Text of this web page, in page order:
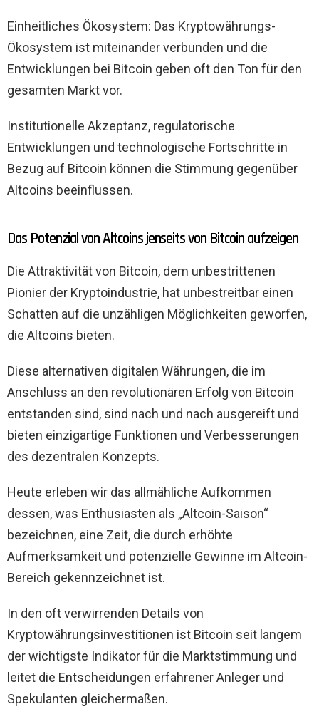
Einheitliches Ökosystem: Das Kryptowährungs-
Ökosystem ist miteinander verbunden und die
Entwicklungen bei Bitcoin geben oft den Ton für den
gesamten Markt vor.
Institutionelle Akzeptanz, regulatorische
Entwicklungen und technologische Fortschritte in
Bezug auf Bitcoin können die Stimmung gegenüber
Altcoins beeinflussen.
Das Potenzial von Altcoins jenseits von Bitcoin aufzeigen
Die Attraktivität von Bitcoin, dem unbestrittenen
Pionier der Kryptoindustrie, hat unbestreitbar einen
Schatten auf die unzähligen Möglichkeiten geworfen,
die Altcoins bieten.
Diese alternativen digitalen Währungen, die im
Anschluss an den revolutionären Erfolg von Bitcoin
entstanden sind, sind nach und nach ausgereift und
bieten einzigartige Funktionen und Verbesserungen
des dezentralen Konzepts.
Heute erleben wir das allmähliche Aufkommen
dessen, was Enthusiasten als „Altcoin-Saison“
bezeichnen, eine Zeit, die durch erhöhte
Aufmerksamkeit und potenzielle Gewinne im Altcoin-
Bereich gekennzeichnet ist.
In den oft verwirrenden Details von
Kryptowährungsinvestitionen ist Bitcoin seit langem
der wichtigste Indikator für die Marktstimmung und
leitet die Entscheidungen erfahrener Anleger und
Spekulanten gleichermaßen.